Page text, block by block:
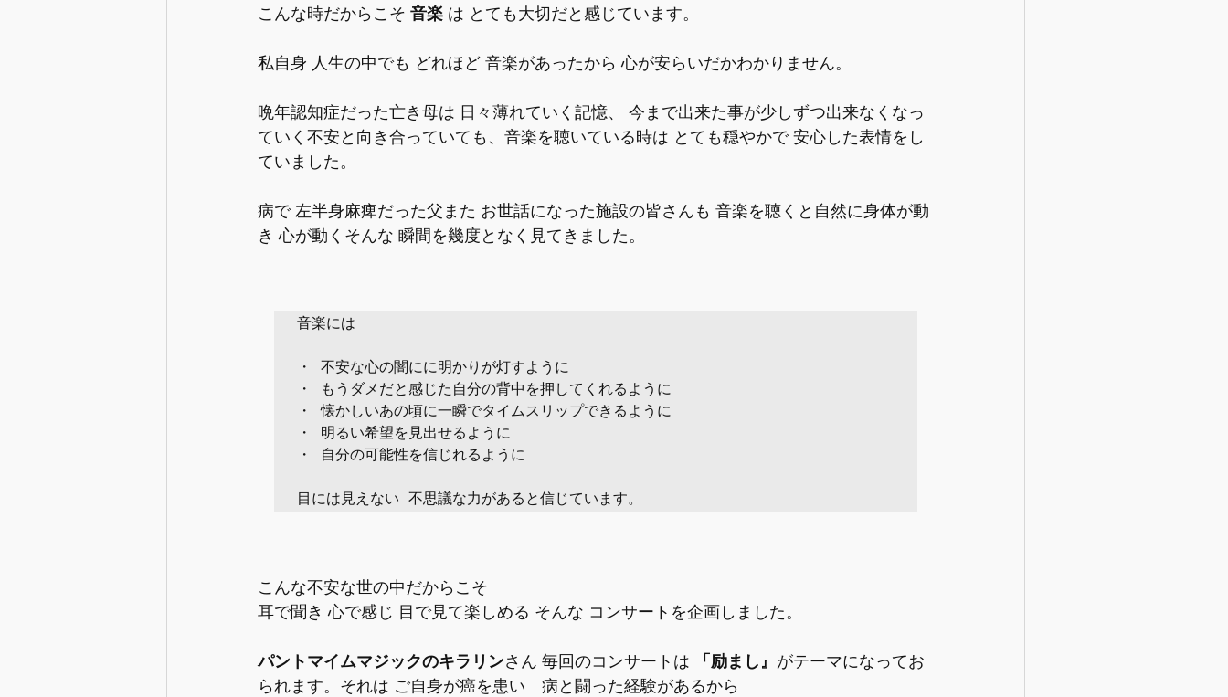
こんな時だからこそ 音楽 は とても大切だと感じています。
私自身 人生の中でも どれほど 音楽があったから 心が安らいだかわかりません。
晩年認知症だった亡き母は 日々薄れていく記憶、 今まで出来た事が少しずつ出来なくなっ
ていく不安と向き合っていても、音楽を聴いている時は とても穏やかで 安心した表情をし
ていました。
病で 左半身麻痺だった父また お世話になった施設の皆さんも 音楽を聴くと自然に身体が動
き 心が動くそんな 瞬間を幾度となく見てきました。
音楽には
・ 不安な心の闇にに明かりが灯すように
・ もうダメだと感じた自分の背中を押してくれるように
・ 懐かしいあの頃に一瞬でタイムスリップできるように
・ 明るい希望を見出せるように
・ 自分の可能性を信じれるように
目には見えない 不思議な力があると信じています。
こんな不安な世の中だからこそ
耳で聞き 心で感じ 目で見て楽しめる そんな コンサートを企画しました。
パントマイムマジックのキラリンさん 毎回のコンサートは 「励まし』 がテーマになってお
られます。それは ご自身が癌を患い　病と闘った経験があるから